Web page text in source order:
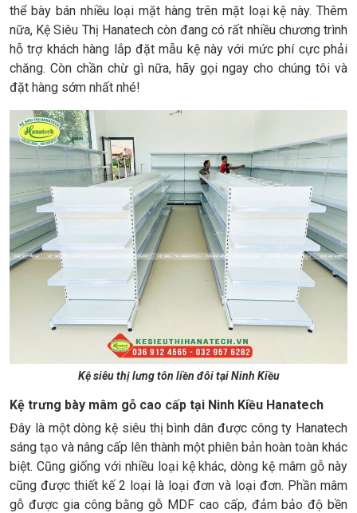
thể bày bán nhiều loại mặt hàng trên mặt loại kệ này. Thêm
nữa, Kệ Siêu Thị Hanatech còn đang có rất nhiều chương trình
hỗ trợ khách hàng lắp đặt mẫu kệ này với mức phí cực phải
chăng. Còn chần chừ gì nữa, hãy gọi ngay cho chúng tôi và
đặt hàng sớm nhất nhé!
Kệ siêu thị lưng tôn liền đôi tại Ninh Kiều
Kệ trưng bày mâm gỗ cao cấp tại Ninh Kiều Hanatech
Đây là một dòng kệ siêu thị bình dân được công ty Hanatech
sáng tạo và nâng cấp lên thành một phiên bản hoàn toàn khác
biệt. Cũng giống với nhiều loại kệ khác, dòng kệ mâm gỗ này
cũng được thiết kế 2 loại là loại đơn và loại đơn. Phần mâm
gỗ được gia công bằng gỗ MDF cao cấp, đảm bảo độ bền